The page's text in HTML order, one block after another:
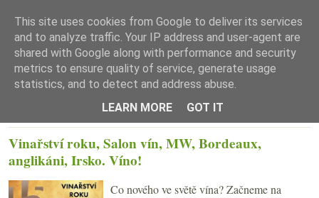
☰ Menu
Vinařství roku, Salon vín, MW, Bordeaux,
anglikáni, Irsko. Víno!
Co nového ve světě vína? Začneme na
This site uses cookies from Google to deliver its services
and to analyze traffic. Your IP address and user-agent are
shared with Google along with performance and security
metrics to ensure quality of service, generate usage
statistics, and to detect and address abuse.
LEARN MORE
GOT IT